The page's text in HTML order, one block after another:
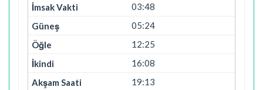
03:48
05:24
12:25
16:08
19:13